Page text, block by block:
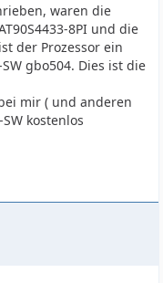
waren die
8PI und die
der Prozessor ein
gbo504. Dies ist die
mir ( und anderen
kostenlos